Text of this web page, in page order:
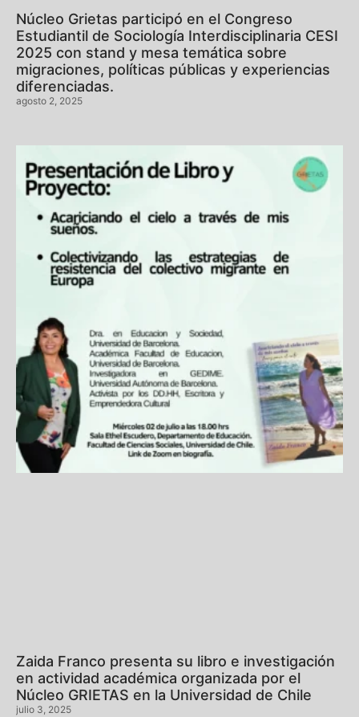
Núcleo Grietas participó en el Congreso
Estudiantil de Sociología Interdisciplinaria CESI
2025 con stand y mesa temática sobre
migraciones, políticas públicas y experiencias
diferenciadas.
agosto 2, 2025
Zaida Franco presenta su libro e investigación
en actividad académica organizada por el
Núcleo GRIETAS en la Universidad de Chile
julio 3, 2025